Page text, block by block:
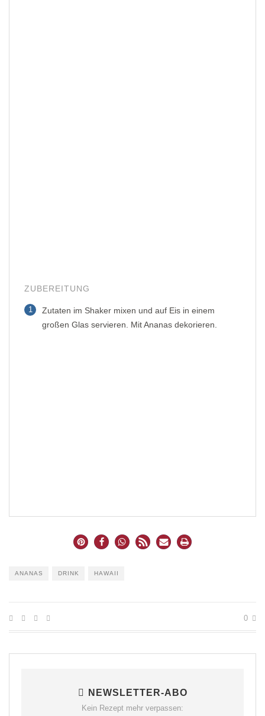
ZUBEREITUNG
1
Zutaten im Shaker mixen und auf Eis in einem
großen Glas servieren. Mit Ananas dekorieren.
ANANAS DRINK HAWAII
0
NEWSLETTER-ABO
Kein Rezept mehr verpassen: